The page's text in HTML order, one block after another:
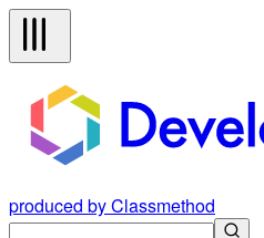
produced by Classmethod